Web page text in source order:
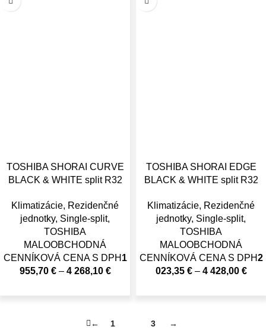
TOSHIBA SHORAI CURVE
BLACK & WHITE split R32
Klimatizácie, Rezidenčné
jednotky, Single-split,
TOSHIBA
MALOOBCHODNÁ
CENNÍKOVÁ CENA S DPH 1
955,70 €– 4 268,10 €
TOSHIBA SHORAI EDGE
BLACK & WHITE split R32
Klimatizácie, Rezidenčné
jednotky, Single-split,
TOSHIBA
MALOOBCHODNÁ
CENNÍKOVÁ CENA S DPH2
023,35 €– 4 428,00 €
← 1 3 →